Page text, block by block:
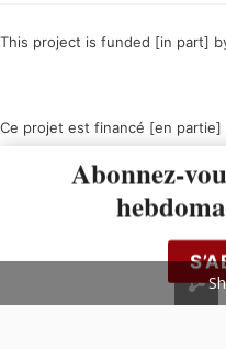
This project is funded [in part]
Ce projet est financé [en partie]
Abonnez-